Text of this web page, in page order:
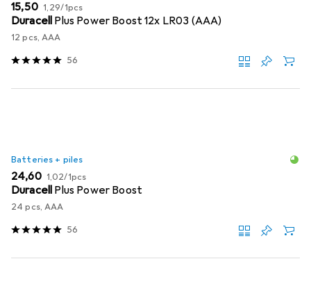
EUR
15,50 EUR
1,29/1pcs
Duracell Plus Power Boost 12x LR03 (AAA)
12 pcs, AAA
56
Batteries + piles
EUR
24,60 EUR
1,02/1pcs
Duracell Plus Power Boost
24 pcs, AAA
56